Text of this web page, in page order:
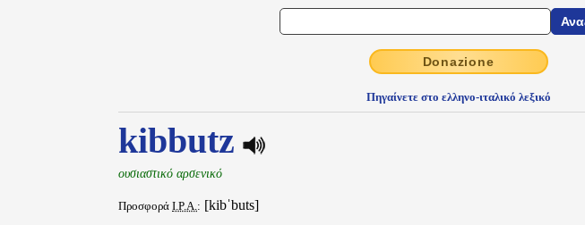
Donazione
Πηγαίνετε στο ελληνο-ιταλικό λεξικό
kibbutz
ουσιαστικό αρσενικό
Προσφορά I.P.A. : [kibˈbuts]